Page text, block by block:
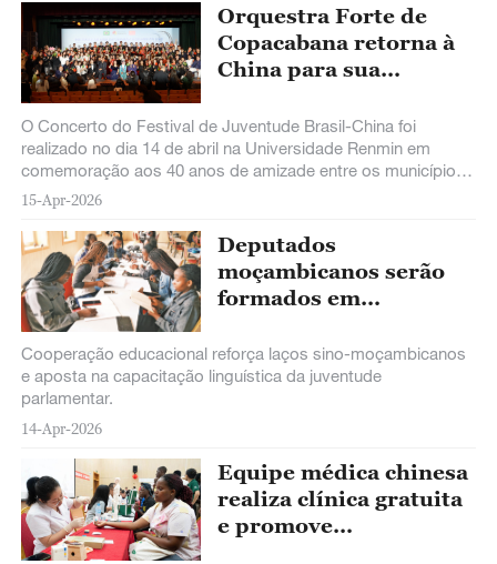
Orquestra Forte de
Copacabana retorna à
China para sua
país
O Concerto do Festival de Juventude Brasil-China foi
realizado no dia 14 de abril na Universidade Renmin em
comemoração aos 40 anos de amizade entre os municípios
de Beijing e do Rio de Janeiro. Um
15-Apr-2026
Deputados
moçambicanos serão
formados em
Cooperação educacional reforça laços sino-moçambicanos
e aposta na capacitação linguística da juventude
parlamentar.
14-Apr-2026
Equipe médica chinesa
realiza clínica gratuita
e promove